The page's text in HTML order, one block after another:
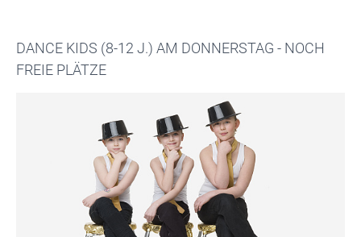
DANCE KIDS (8-12 J.) AM DONNERSTAG - NOCH
FREIE PLÄTZE